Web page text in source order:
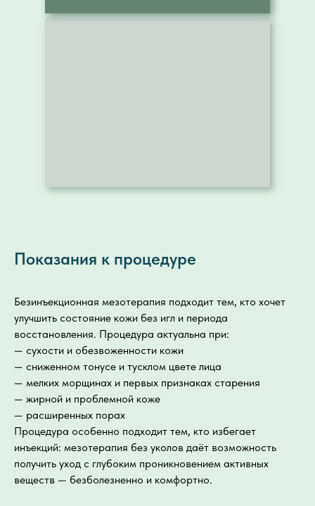
Показания к процедуре
Безинъекционная мезотерапия подходит тем, кто хочет
улучшить состояние кожи без игл и периода
восстановления. Процедура актуальна при:
— сухости и обезвоженности кожи
— сниженном тонусе и тусклом цвете лица
— мелких морщинах и первых признаках старения
— жирной и проблемной коже
— расширенных порах
Процедура особенно подходит тем, кто избегает
инъекций: мезотерапия без уколов даёт возможность
получить уход с глубоким проникновением активных
веществ — безболезненно и комфортно.